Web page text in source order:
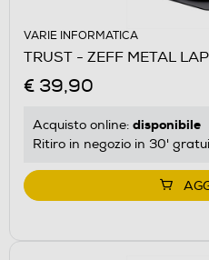
VARIE INFORMATICA
TRUST - ZEFF METAL
€ 39,90
Acquisto online: disponibile
Ritiro in negozio in 30'